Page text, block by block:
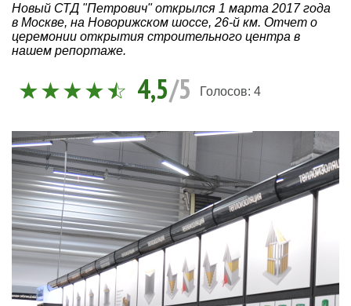
Новый СТД "Петрович" открылся 1 марта 2017 года
в Москве, на Новорижском шоссе, 26-й км. Отчет о
церемонии открытия строительного центра в
нашем репортаже.
4,5/5 Голосов: 4